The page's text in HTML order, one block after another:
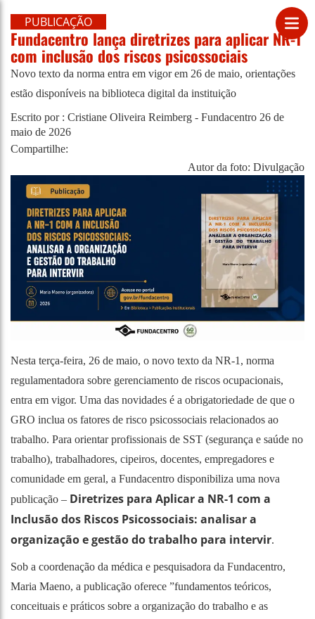
PUBLICAÇÃO
Fundacentro lança diretrizes para aplicar NR-1
com inclusão dos riscos psicossociais
Novo texto da norma entra em vigor em 26 de maio, orientações
estão disponíveis na biblioteca digital da instituição
Escrito por : Cristiane Oliveira Reimberg - Fundacentro 26 de
maio de 2026
Compartilhe:
Autor da foto: Divulgação
Nesta terça-feira, 26 de maio, o novo texto da NR-1, norma
regulamentadora sobre gerenciamento de riscos ocupacionais,
entra em vigor. Uma das novidades é a obrigatoriedade de que o
GRO inclua os fatores de risco psicossociais relacionados ao
trabalho. Para orientar profissionais de SST (segurança e saúde no
trabalho), trabalhadores, cipeiros, docentes, empregadores e
comunidade em geral, a Fundacentro disponibiliza uma nova
publicação – Diretrizes para Aplicar a NR-1 com a
Inclusão dos Riscos Psicossociais: analisar a
organização e gestão do trabalho para intervir.
Sob a coordenação da médica e pesquisadora da Fundacentro,
Maria Maeno, a publicação oferece ”fundamentos teóricos,
conceituais e práticos sobre a organização do trabalho e as